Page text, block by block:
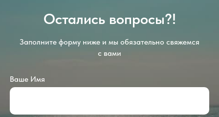
Остались вопросы?!
Заполните форму ниже и мы обязательно свяжемся
с вами
Ваше Имя